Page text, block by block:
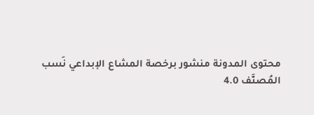
محتوى المدونة منشور برخصة المشاع الإبداعي نَسب
المُصنَّف 4.0